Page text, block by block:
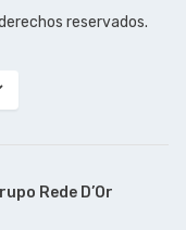
reservados.
Rede D’Or